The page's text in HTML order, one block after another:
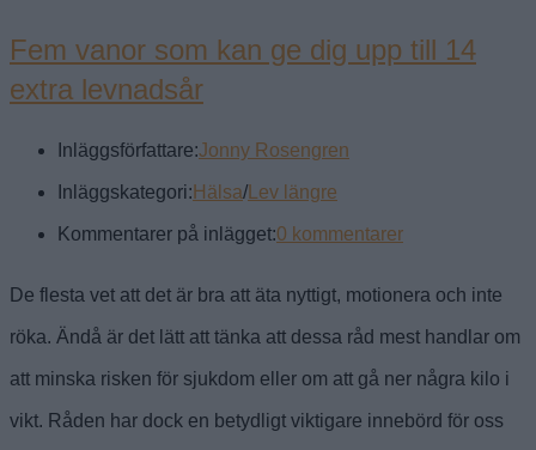
Fem vanor som kan ge dig upp till 14
extra levnadsår
Inläggsförfattare:Jonny Rosengren
Inläggskategori: Hälsa/ Lev längre
Kommentarer på inlägget:0 kommentarer
De flesta vet att det är bra att äta nyttigt, motionera och inte
röka. Ändå är det lätt att tänka att dessa råd mest handlar om
att minska risken för sjukdom eller om att gå ner några kilo i
vikt. Råden har dock en betydligt viktigare innebörd för oss